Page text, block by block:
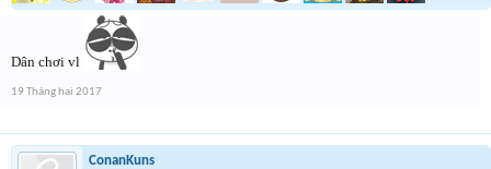
Dân chơi vl
19 Tháng hai 2017
ConanKuns